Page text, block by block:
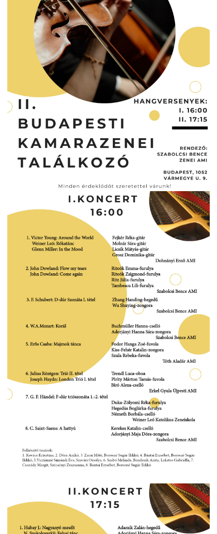
Területi Válogatója